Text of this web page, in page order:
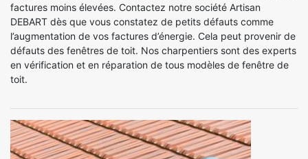
factures moins élevées. Contactez notre société Artisan
DEBART dès que vous constatez de petits défauts comme
l’augmentation de vos factures d’énergie. Cela peut provenir de
défauts des fenêtres de toit. Nos charpentiers sont des experts
en vérification et en réparation de tous modèles de fenêtre de
toit.